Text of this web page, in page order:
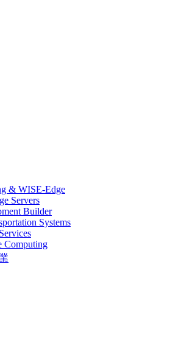
& WISE-Edge
Servers
Builder
Systems
Computing